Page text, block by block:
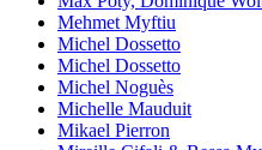
Mehmet Myftiu
Michel Dossetto
Michel Dossetto
Michel Noguès
Michelle Mauduit
Mikael Pierron